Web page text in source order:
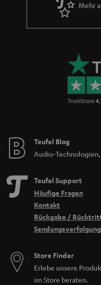
Mehr
Teufel Blog
Audio-
Teufel Support
Häufige Fragen
Kontakt
Rückgabe /
Sendungsverfolgung
Store Finder
Erlebe unsere
im Store beraten.